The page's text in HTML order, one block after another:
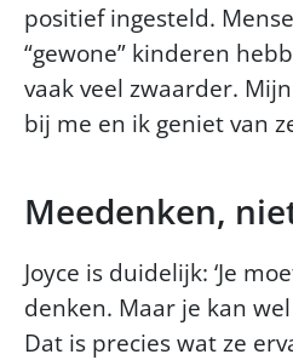
positief ingesteld.
“gewone” kinderen
vaak veel zwaarder.
bij me en ik geniet van
Meedenken,
Joyce is duidelijk: ‘Je
denken. Maar je kan
Dat is precies wat ze